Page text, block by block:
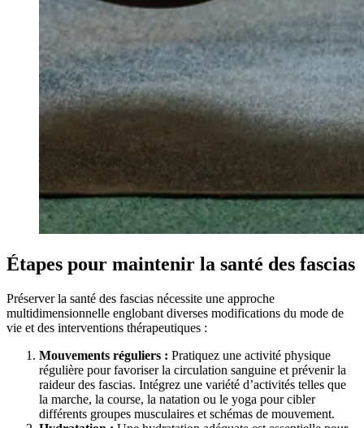
Étapes pour maintenir la santé des fascias
Préserver la santé des fascias nécessite une approche
multidimensionnelle englobant diverses modifications du mode de
vie et des interventions thérapeutiques :
Mouvements réguliers : Pratiquez une activité physique
régulière pour favoriser la circulation sanguine et prévenir la
raideur des fascias. Intégrez une variété d’activités telles que
la marche, la course, la natation ou le yoga pour cibler
différents groupes musculaires et schémas de mouvement.